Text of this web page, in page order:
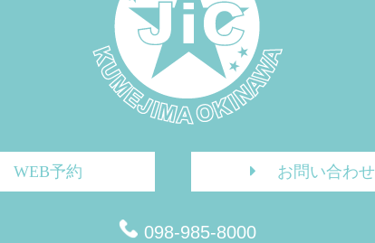
WEB予約 お問い合わせ
098-985-8000